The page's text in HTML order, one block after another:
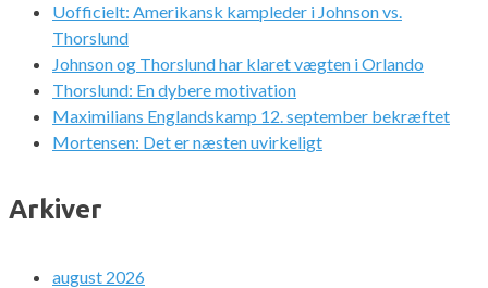
Uofficielt: Amerikansk kampleder i Johnson vs.
Thorslund
Johnson og Thorslund har klaret vægten i Orlando
Thorslund: En dybere motivation
Maximilians Englandskamp 12. september bekræftet
Mortensen: Det er næsten uvirkeligt
Arkiver
august 2026